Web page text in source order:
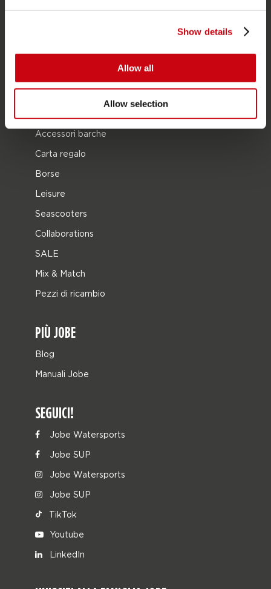
Show details
Allow all
Allow selection
Wake
Kneeboarding
Accessori barche
Carta regalo
Borse
Leisure
Seascooters
Collaborations
SALE
Mix & Match
Pezzi di ricambio
PIÙ JOBE
Blog
Manuali Jobe
SEGUICI!
Jobe Watersports
Jobe SUP
Jobe Watersports
Jobe SUP
TikTok
Youtube
LinkedIn